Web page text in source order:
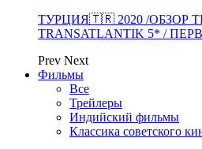
ТУРЦИЯ🇹🇷 2020 /ОБЗОР
TRANSATLANTIK 5* /
Prev Next
Фильмы
Все
Трейлеры
Индийский фильмы
Классика советского